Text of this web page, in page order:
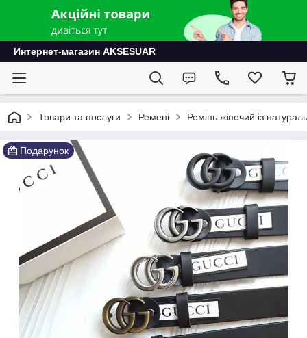
Интернет-магазин AKSESUAR
Товари та послуги Ремені Ремінь жіночий із
Подарунок